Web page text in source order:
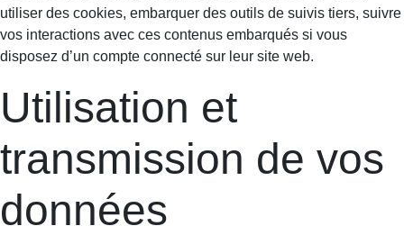
utiliser des cookies, embarquer des outils de suivis tiers, suivre
vos interactions avec ces contenus embarqués si vous
disposez d’un compte connecté sur leur site web.
Utilisation et
transmission de vos
données